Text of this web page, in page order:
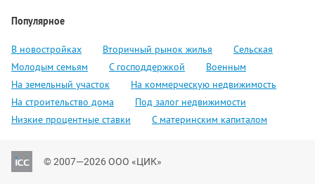
Популярное
В новостройках Вторичный рынок жилья
Сельская
Молодым семьям
С господдержкой
Военным
На земельный участок
На коммерческую недвижимость
На строительство дома
Под залог недвижимости
Низкие процентные ставки
С материнским капиталом
© 2007—2026 ООО «ЦИК»